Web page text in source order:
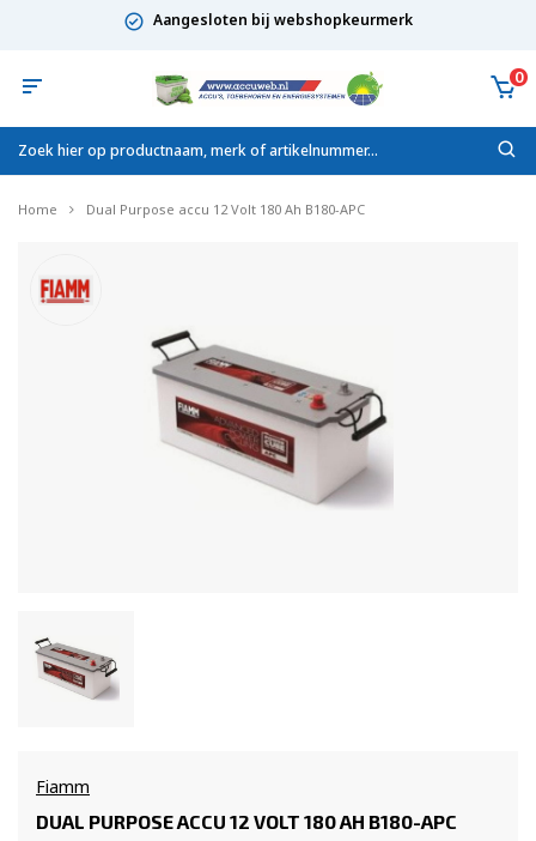
Aangesloten bij webshopkeurmerk
0
Home Dual Purpose accu 12 Volt 180 Ah B180-APC
Fiamm
DUAL PURPOSE ACCU 12 VOLT 180 AH B180-APC